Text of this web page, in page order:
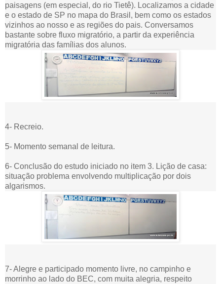
paisagens (em especial, do rio Tietê). Localizamos a cidade
e o estado de SP no mapa do Brasil, bem como os estados
vizinhos ao nosso e as regiões do pais. Conversamos
bastante sobre fluxo migratório, a partir da experiência
migratória das famílias dos alunos.
4- Recreio.
5- Momento semanal de leitura.
6- Conclusão do estudo iniciado no item 3. Lição de casa:
situação problema envolvendo multiplicação por dois
algarismos.
7- Alegre e participado momento livre, no campinho e
morrinho ao lado do BEC, com muita alegria, respeito